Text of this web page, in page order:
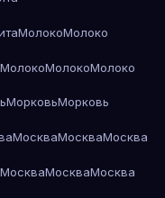
МолокоМолоко
МолокоМолокоМолоко
МорковьМорковь
МоскваМоскваМосква
МоскваМоскваМосква